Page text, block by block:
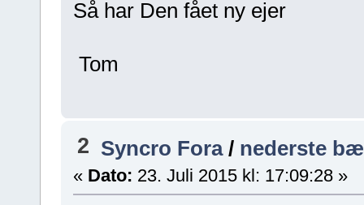
Så har Den fået ny ejer
Tom
2 Syncro Fora/ nederste
« Dato: 23. Juli 2015 kl: 17:09:28 »